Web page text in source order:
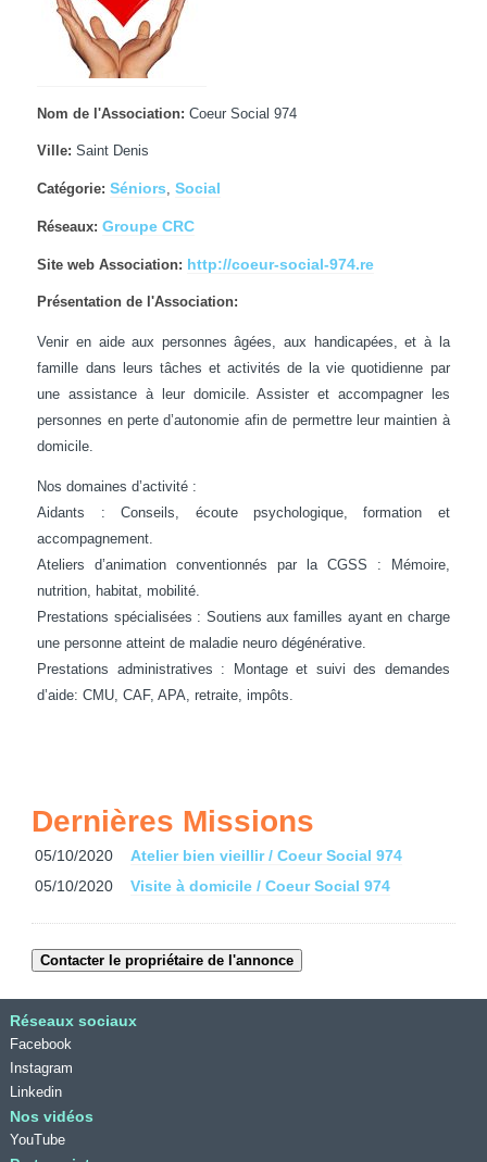
Nom de l'Association: Coeur Social 974
Ville: Saint Denis
Catégorie: Séniors ,Social
Réseaux: Groupe CRC
Site web Association: http://coeur-social-974.re
Présentation de l'Association:
Venir en aide aux personnes âgées, aux handicapées, et à la
famille dans leurs tâches et activités de la vie quotidienne par
une assistance à leur domicile. Assister et accompagner les
personnes en perte d’autonomie afin de permettre leur maintien à
domicile.
Nos domaines d’activité :
Aidants : Conseils, écoute psychologique, formation et
accompagnement.
Ateliers d’animation conventionnés par la CGSS : Mémoire,
nutrition, habitat, mobilité.
Prestations spécialisées : Soutiens aux familles ayant en charge
une personne atteint de maladie neuro dégénérative.
Prestations administratives : Montage et suivi des demandes
d’aide: CMU, CAF, APA, retraite, impôts.
Dernières Missions
05/10/2020
Atelier bien vieillir / Coeur Social 974
05/10/2020
Visite à domicile / Coeur Social 974
Réseaux sociaux
Facebook
Instagram
Linkedin
Nos vidéos
YouTube